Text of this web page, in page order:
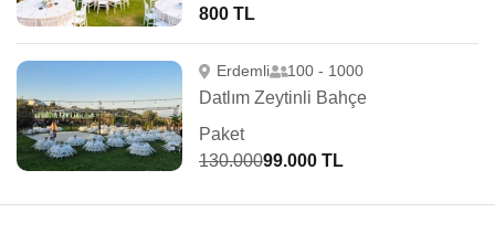
800 TL
Erdemli 100 - 1000
Datlım Zeytinli Bahçe
Paket
130.00099.000 TL